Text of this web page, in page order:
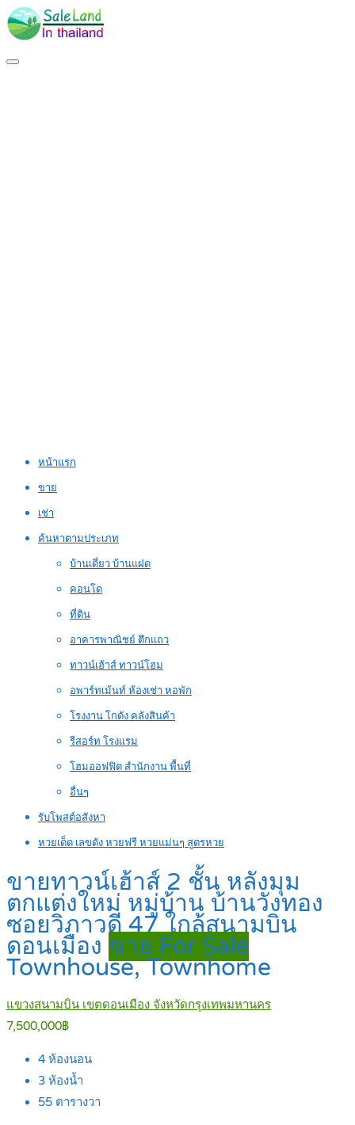
หน้าแรก
ขาย
เช่า
ค้นหาตามประเภท
บ้านเดี่ยว บ้านแฝด
คอนโด
ที่ดิน
อาคารพาณิชย์ ตึกแถว
ทาวน์เฮ้าส์ ทาวน์โฮม
อพาร์ทเม้นท์ ห้องเช่า หอพัก
โรงงาน โกดัง คลังสินค้า
รีสอร์ท โรงแรม
โฮมออฟฟิต สำนักงาน พื้นที่
อื่นๆ
รับโพสต์อสังหา
หวยเด็ด เลขดัง หวยฟรี หวยแม่นๆ สูตรหวย
ขายทาวน์เฮ้าส์ 2 ชั้น หลังมุม
ตกแต่งใหม่ หมู่บ้าน บ้านวังทอง
ซอยวิภาวดี 47 ใกล้สนามบิน
ดอนเมือง ขาย For Sale
Townhouse, Townhome
แขวงสนามบิน เขตดอนเมือง จังหวัดกรุงเทพมหานคร
7,500,000฿
4 ห้องนอน
3 ห้องน้ำ
55 ตารางวา